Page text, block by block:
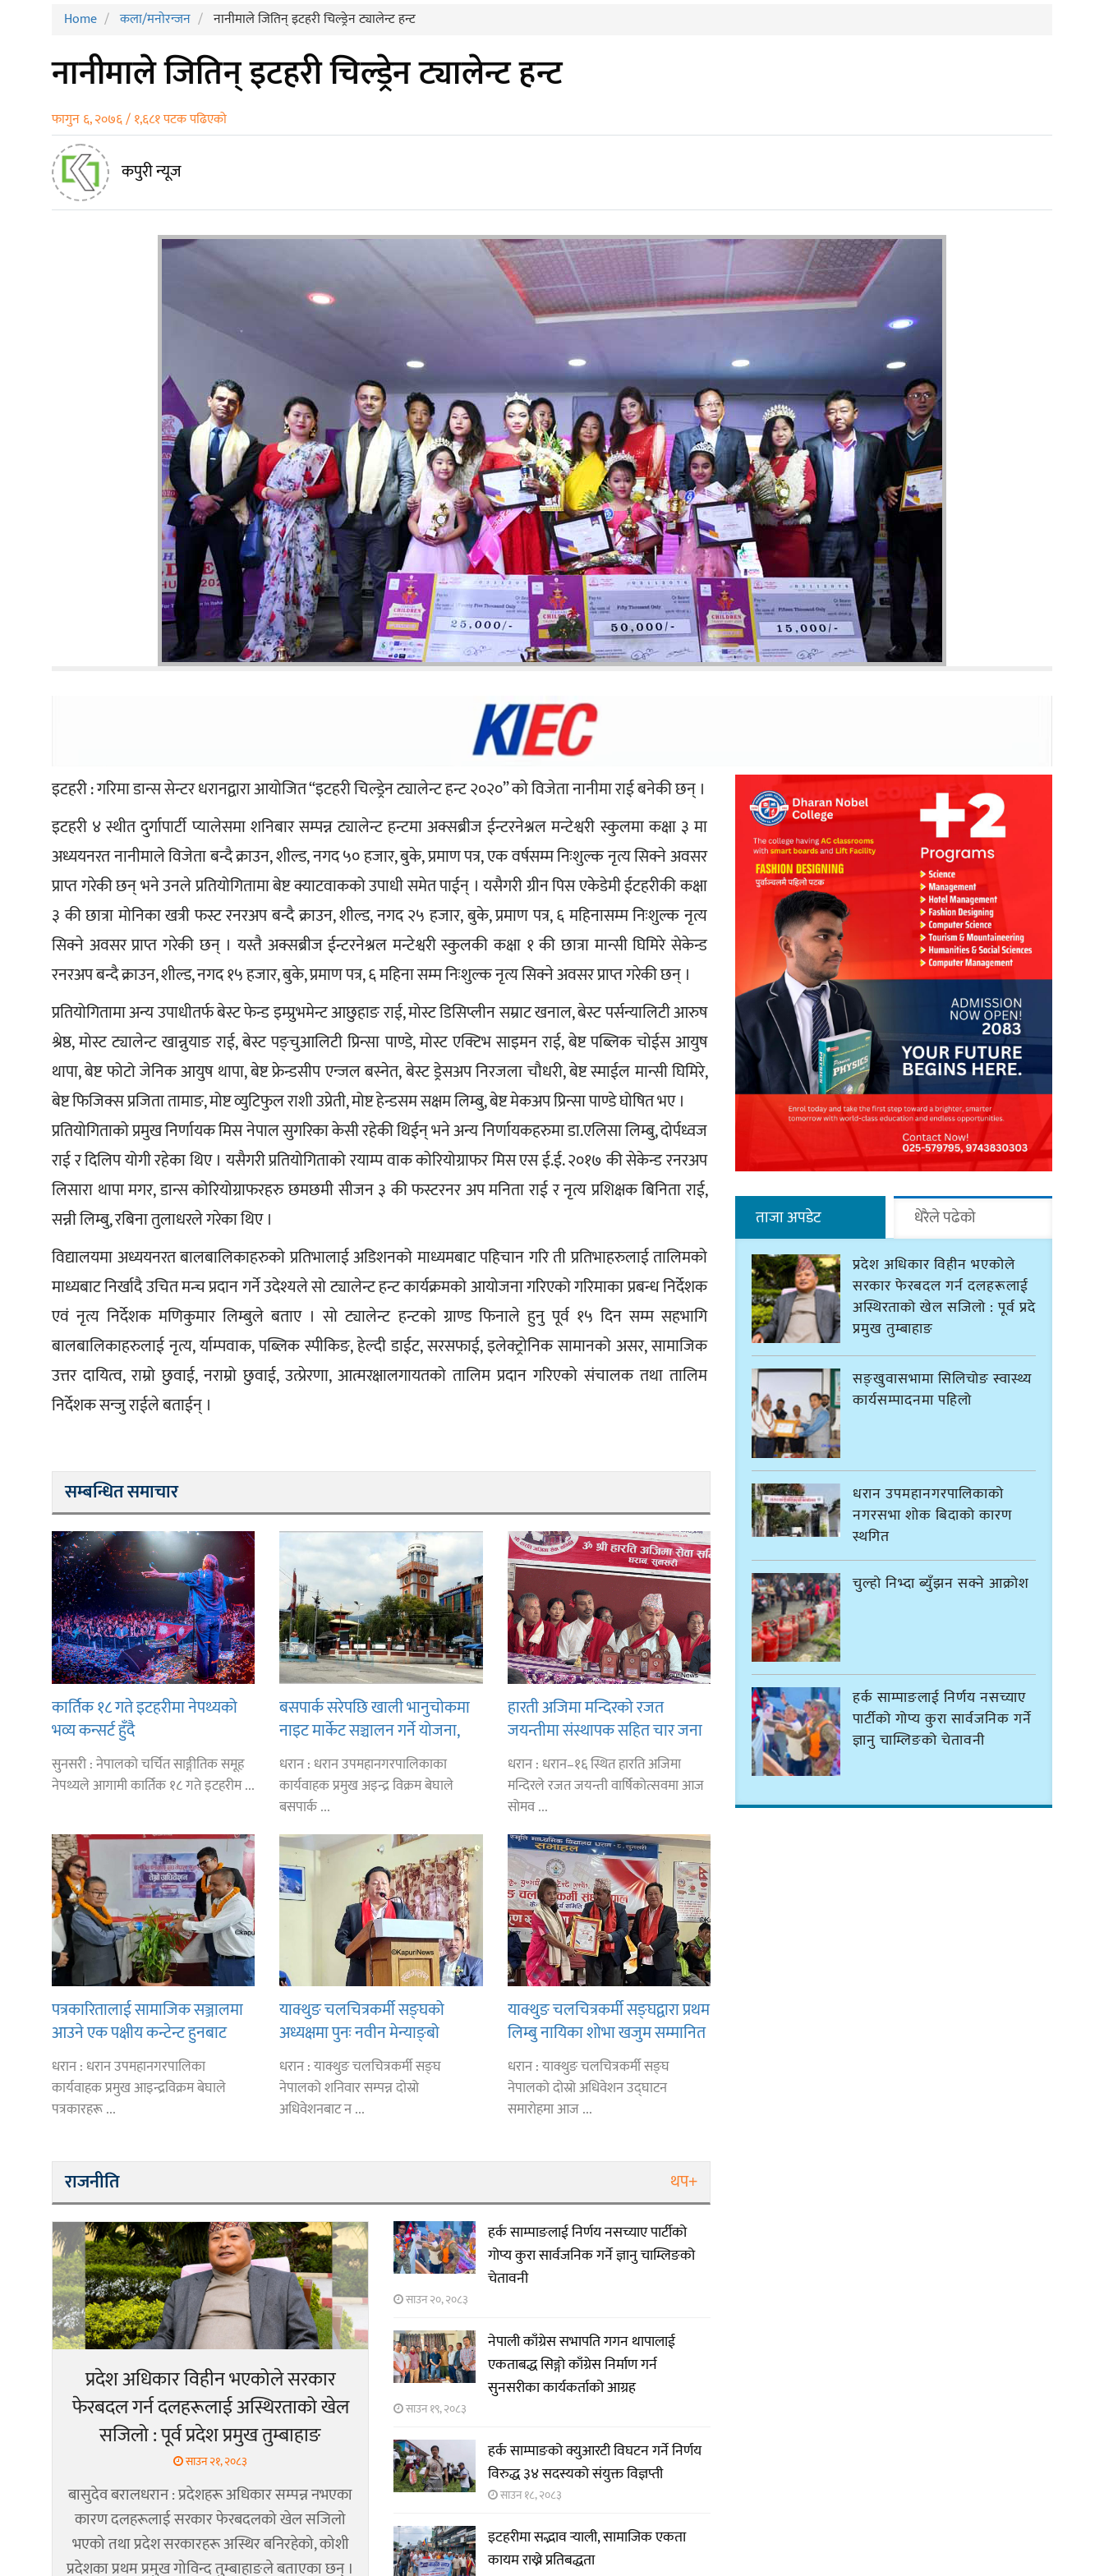
Home कला/मनाेरन्जन नानीमाले जितिन् इटहरी चिल्ड्रेन ट्यालेन्ट हन्ट
नानीमाले जितिन् इटहरी चिल्ड्रेन ट्यालेन्ट हन्ट
फागुन ६, २०७६ / १,६८१ पटक पढिएको
कपुरी न्यूज
इटहरी : गरिमा डान्स सेन्टर धरानद्वारा आयोजित “इटहरी चिल्ड्रेन ट्यालेन्ट हन्ट २०२०” को विजेता नानीमा राई बनेकी छन् ।
इटहरी ४ स्थीत दुर्गापार्टी प्यालेसमा शनिबार सम्पन्न ट्यालेन्ट हन्टमा अक्सब्रीज ईन्टरनेश्नल मन्टेश्वरी स्कुलमा कक्षा ३ मा
अध्ययनरत नानीमाले विजेता बन्दै क्राउन, शील्ड, नगद ५० हजार, बुके, प्रमाण पत्र, एक वर्षसम्म निःशुल्क नृत्य सिक्ने अवसर
प्राप्त गरेकी छन् भने उनले प्रतियोगितामा बेष्ट क्याटवाकको उपाधी समेत पाईन् । यसैगरी ग्रीन पिस एकेडेमी ईटहरीकी कक्षा
३ की छात्रा मोनिका खत्री फस्ट रनरअप बन्दै क्राउन, शील्ड, नगद २५ हजार, बुके, प्रमाण पत्र, ६ महिनासम्म निःशुल्क नृत्य
सिक्ने अवसर प्राप्त गरेकी छन् । यस्तै अक्सब्रीज ईन्टरनेश्नल मन्टेश्वरी स्कुलकी कक्षा १ की छात्रा मान्सी घिमिरे सेकेन्ड
रनरअप बन्दै क्राउन, शील्ड, नगद १५ हजार, बुके, प्रमाण पत्र, ६ महिना सम्म निःशुल्क नृत्य सिक्ने अवसर प्राप्त गरेकी छन् ।
प्रतियोगितामा अन्य उपाधीतर्फ बेस्ट फेन्ड इम्प्रुभमेन्ट आछुहाङ राई, मोस्ट डिसिप्लीन सम्राट खनाल, बेस्ट पर्सन्यालिटी आरुष
श्रेष्ठ, मोस्ट ट्यालेन्ट खान्नुयाङ राई, बेस्ट पङ्चुआलिटी प्रिन्सा पाण्डे, मोस्ट एक्टिभ साइमन राई, बेष्ट पब्लिक चोईस आयुष
थापा, बेष्ट फोटो जेनिक आयुष थापा, बेष्ट फ्रेन्डसीप एन्जल बस्नेत, बेस्ट ड्रेसअप निरजला चौधरी, बेष्ट स्माईल मान्सी घिमिरे,
बेष्ट फिजिक्स प्रजिता तामाङ, मोष्ट व्युटिफुल राशी उप्रेती, मोष्ट हेन्डसम सक्षम लिम्बु, बेष्ट मेकअप प्रिन्सा पाण्डे घोषित भए ।
प्रतियोगिताको प्रमुख निर्णायक मिस नेपाल सुगरिका केसी रहेकी थिईन् भने अन्य निर्णायकहरुमा डा.एलिसा लिम्बु, दोर्पध्वज
राई र दिलिप योगी रहेका थिए । यसैगरी प्रतियोगिताको रयाम्प वाक कोरियोग्राफर मिस एस ई.ई. २०१७ की सेकेन्ड रनरअप
लिसारा थापा मगर, डान्स कोरियोग्राफरहरु छमछमी सीजन ३ की फस्टरनर अप मनिता राई र नृत्य प्रशिक्षक बिनिता राई,
सन्नी लिम्बु, रबिना तुलाधरले गरेका थिए ।
विद्यालयमा अध्ययनरत बालबालिकाहरुको प्रतिभालाई अडिशनको माध्यमबाट पहिचान गरि ती प्रतिभाहरुलाई तालिमको
माध्यबाट निर्खादै उचित मन्च प्रदान गर्ने उदेश्यले सो ट्यालेन्ट हन्ट कार्यक्रमको आयोजना गरिएको गरिमाका प्रबन्ध निर्देशक
एवं नृत्य निर्देशक मणिकुमार लिम्बुले बताए । सो ट्यालेन्ट हन्टको ग्राण्ड फिनाले हुनु पूर्व १५ दिन सम्म सहभागि
बालबालिकाहरुलाई नृत्य, र्याम्पवाक, पब्लिक स्पीकिङ, हेल्दी डाईट, सरसफाई, इलेक्ट्रोनिक सामानको असर, सामाजिक
उत्तर दायित्व, राम्रो छुवाई, नराम्रो छुवाई, उत्प्रेरणा, आत्मरक्षालगायतको तालिम प्रदान गरिएको संचालक तथा तालिम
निर्देशक सन्जु राईले बताईन् ।
सम्बन्धित समाचार
कार्तिक १८ गते इटहरीमा नेपथ्यको
भव्य कन्सर्ट हुँदै
सुनसरी : नेपालको चर्चित साङ्गीतिक समूह
नेपथ्यले आगामी कार्तिक १८ गते इटहरीम ...
बसपार्क सरेपछि खाली भानुचोकमा
नाइट मार्केट सञ्चालन गर्ने योजना,
तत्काल १ करोड बजेट लगानी गरिने
धरान : धरान उपमहानगरपालिकाका
कार्यवाहक प्रमुख अइन्द्र विक्रम बेघाले
बसपार्क ...
हारती अजिमा मन्दिरको रजत
जयन्तीमा संस्थापक सहित चार जना
सम्मानित
धरान : धरान–१६ स्थित हारति अजिमा
मन्दिरले रजत जयन्ती वार्षिकोत्सवमा आज
सोमव ...
पत्रकारितालाई सामाजिक सञ्जालमा
आउने एक पक्षीय कन्टेन्ट हुनबाट
जोगाउन आग्रह
धरान : धरान उपमहानगरपालिका
कार्यवाहक प्रमुख आइन्द्रविक्रम बेघाले
पत्रकारहरू ...
याक्थुङ चलचित्रकर्मी सङ्घको
अध्यक्षमा पुनः नवीन मेन्याङ्बो
धरान : याक्थुङ चलचित्रकर्मी सङ्घ
नेपालको शनिवार सम्पन्न दोस्रो
अधिवेशनबाट न ...
याक्थुङ चलचित्रकर्मी सङ्घद्वारा प्रथम
लिम्बु नायिका शोभा खजुम सम्मानित
धरान : याक्थुङ चलचित्रकर्मी सङ्घ
नेपालको दोस्रो अधिवेशन उद्घाटन
समारोहमा आज ...
राजनीति थप+
प्रदेश अधिकार विहीन भएकोले सरकार
फेरबदल गर्न दलहरूलाई अस्थिरताको खेल
सजिलो : पूर्व प्रदेश प्रमुख तुम्बाहाङ
साउन २१, २०८३
बासुदेव बरालधरान : प्रदेशहरू अधिकार सम्पन्न नभएका
कारण दलहरूलाई सरकार फेरबदलको खेल सजिलो
भएको तथा प्रदेश सरकारहरू अस्थिर बनिरहेको, कोशी
प्रदेशका प्रथम प्रमुख गोविन्द तुम्बाहाङले बताएका छन् ।
हर्क साम्पाङलाई निर्णय नसच्याए पार्टीको
गोप्य कुरा सार्वजनिक गर्ने ज्ञानु चाम्लिङको
चेतावनी
साउन २०, २०८३
नेपाली काँग्रेस सभापति गगन थापालाई
एकताबद्ध सिङ्गो काँग्रेस निर्माण गर्न
सुनसरीका कार्यकर्ताको आग्रह
साउन १९, २०८३
हर्क साम्पाङको क्युआरटी विघटन गर्ने निर्णय
विरुद्ध ३४ सदस्यको संयुक्त विज्ञप्ती
साउन १८, २०८३
इटहरीमा सद्भाव र्‍याली, सामाजिक एकता
कायम राख्ने प्रतिबद्धता
ताजा अपडेट धेरैले पढेको
प्रदेश अधिकार विहीन भएकोले
सरकार फेरबदल गर्न दलहरूलाई
अस्थिरताको खेल सजिलो : पूर्व प्रदेश
प्रमुख तुम्बाहाङ
सङ्खुवासभामा सिलिचोङ स्वास्थ्य
कार्यसम्पादनमा पहिलो
धरान उपमहानगरपालिकाको
नगरसभा शोक बिदाको कारण
स्थगित
चुल्हो निभ्दा ब्युँझन सक्ने आक्रोश
हर्क साम्पाङलाई निर्णय नसच्याए
पार्टीको गोप्य कुरा सार्वजनिक गर्ने
ज्ञानु चाम्लिङको चेतावनी
कार्तिक १८ गते इटहरीमा नेपथ्यको